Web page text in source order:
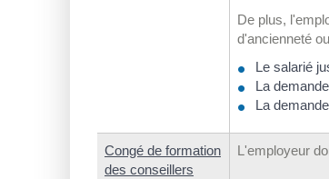
De plus,
d'ancienneté
Le salarié
La
La
Congé de formation
des conseillers
L'employeur